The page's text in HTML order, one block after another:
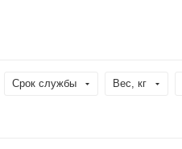
Срок службы Вес, кг